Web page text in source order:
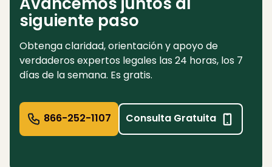
siguiente paso
Obtenga claridad, orientación y apoyo de
verdaderos expertos legales las 24 horas, los 7
días de la semana. Es gratis.
866-252-1107 Consulta Gratuita